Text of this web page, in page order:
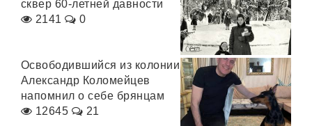
сквер 60-летней давности
2141
0
Освободившийся из колонии
Александр Коломейцев
напомнил о себе брянцам
12645
21